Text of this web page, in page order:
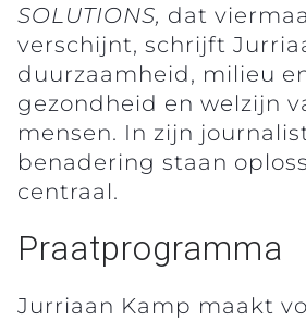
SOLUTIONS, dat
verschijnt, schrijft
duurzaamheid, milieu
gezondheid en welzijn
mensen. In zijn
benadering staan
centraal.
Praatprogramma
Jurriaan Kamp maakt